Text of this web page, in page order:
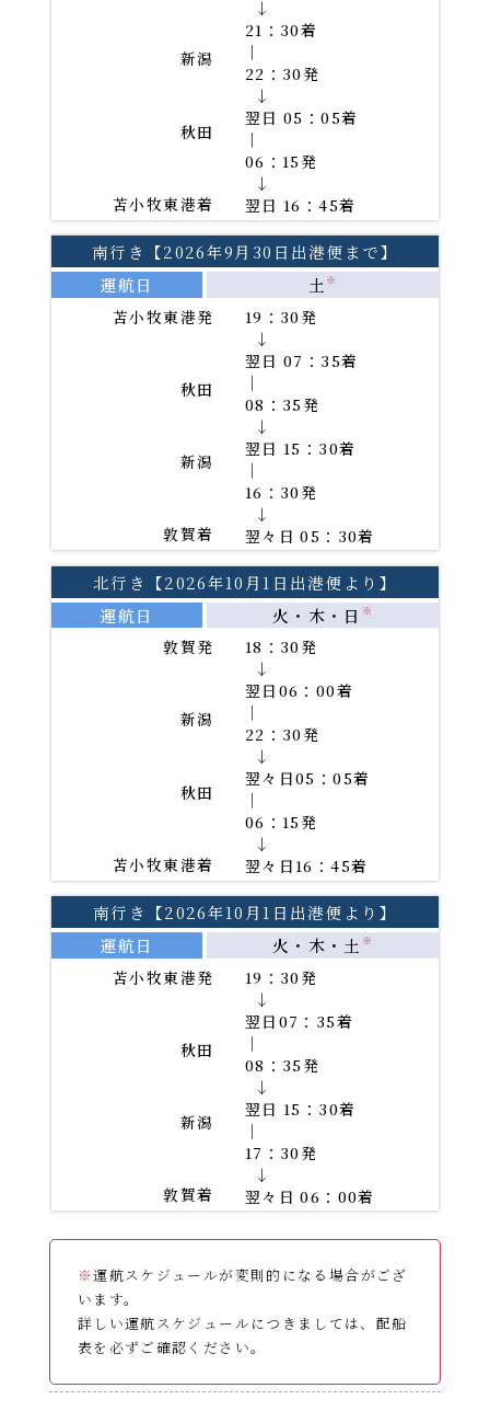
PDFファイルをご覧になる
には、Adobe(R)Reader(TM)が必要です。
新潟
秋田
苫小牧東港着
→
21：30着
｜
22：30発
→
翌日 05：05着
｜
06：15発
→
翌日 16：45着
南行き【2026年9月30日出港便まで】
運航日
土 ※
苫小牧東港発
秋田
新潟
敦賀着
19：30発
→
翌日 07：35着
｜
08：35発
→
翌日 15：30着
｜
16：30発
→
翌々日 05：30着
北行き【2026年10月1日出港便より】
運航日
火・木・日 ※
敦賀発
新潟
秋田
苫小牧東港着
18：30発
→
翌日06：00着
｜
22：30発
→
翌々日05：05着
｜
06：15発
→
翌々日16：45着
南行き【2026年10月1日出港便より】
運航日
火・木・土 ※
苫小牧東港発
秋田
新潟
敦賀着
19：30発
→
翌日07：35着
｜
08：35発
→
翌日 15：30着
｜
17：30発
→
翌々日 06：00着
※運航スケジュールが変則的になる場合がござ
います。
詳しい運航スケジュールにつきましては、配船
表を必ずご確認ください。